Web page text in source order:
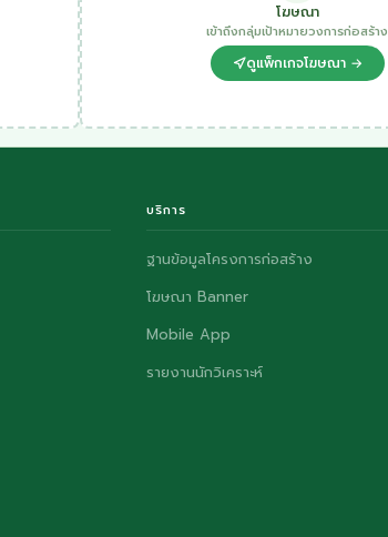
โฆษณา
เข้าถึงกลุ่มเป้าหมายวงการก่อสร้าง
ดูแพ็กเกจโฆษณา →
บริการ
ฐานข้อมูลโครงการก่อสร้าง
โฆษณา Banner
Mobile App
รายงานนักวิเคราะห์